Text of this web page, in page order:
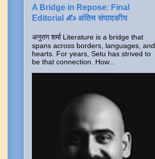
A Bridge in Repose: Final
Editorial ✍️ अंतिम संपादकीय
अनुराग शर्मा Literature is a bridge that
spans across borders, languages, and
hearts. For years, Setu has strived to
be that connection. How...